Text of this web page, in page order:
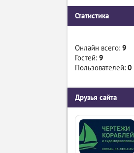
Статистика
Онлайн всего: 9
Гостей: 9
Пользователей: 0
Друзья сайта